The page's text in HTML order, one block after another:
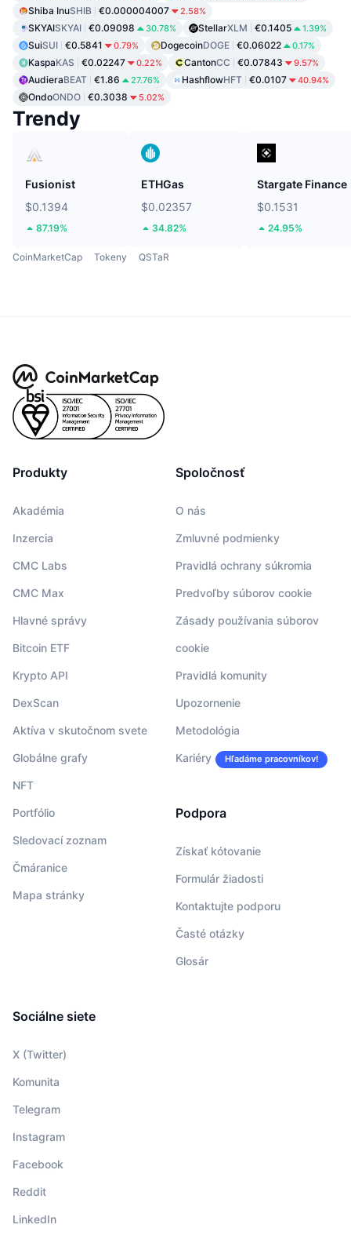
Shiba InuSHIB €0.000004007 2.58%
SKYAISKYAI €0.09098 30.78% StellarXLM €0.1405 1.39%
SuiSUI €0.5841 0.79% DogecoinDOGE €0.06022 0.17%
KaspaKAS €0.02247 0.22% CantonCC €0.07843 9.57%
AudieraBEAT €1.86 27.76% HashflowHFT €0.0107 40.94%
OndoONDO €0.3038 5.02%
Trendy
Fusionist
$0.1394
87.19%
ETHGas
$0.02357
34.82%
Stargate Finance
$0.1531
24.95%
CoinMarketCap Tokeny QSTaR
Produkty
Akadémia
Inzercia
CMC Labs
CMC Max
Hlavné správy
Bitcoin ETF
Krypto API
DexScan
Aktíva v skutočnom svete
Globálne grafy
NFT
Portfólio
Sledovací zoznam
Čmáranice
Mapa stránky
Spoločnosť
O nás
Zmluvné podmienky
Pravidlá ochrany súkromia
Predvoľby súborov cookie
Zásady používania súborov
cookie
Pravidlá komunity
Upozornenie
Metodológia
Kariéry Hľadáme pracovníkov!
Podpora
Získať kótovanie
Formulár žiadosti
Kontaktujte podporu
Časté otázky
Glosár
Sociálne siete
X (Twitter)
Komunita
Telegram
Instagram
Facebook
Reddit
LinkedIn